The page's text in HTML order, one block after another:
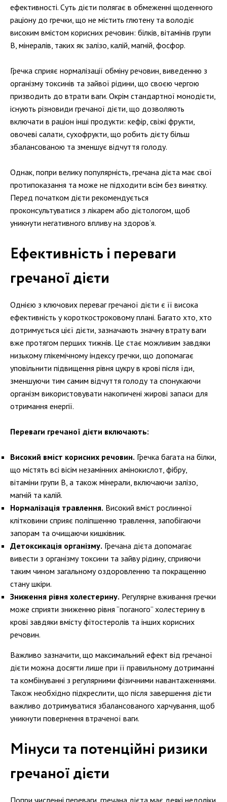
ефективності. Суть дієти полягає в обмеженні щоденного
раціону до гречки, що не містить глютену та володіє
високим вмістом корисних речовин: білків, вітамінів групи
B, мінералів, таких як залізо, калій, магній, фосфор.
Гречка сприяє нормалізації обміну речовин, виведенню з
організму токсинів та зайвої рідини, що своєю чергою
призводить до втрати ваги. Окрім стандартної монодієти,
існують різновиди гречаної дієти, що дозволяють
включати в раціон інші продукти: кефір, свіжі фрукти,
овочеві салати, сухофрукти, що робить дієту більш
збалансованою та зменшує відчуття голоду.
Однак, попри велику популярність, гречана дієта має свої
протипоказання та може не підходити всім без винятку.
Перед початком дієти рекомендується
проконсультуватися з лікарем або дієтологом, щоб
уникнути негативного впливу на здоров’я.
Ефективність і переваги
гречаної дієти
Однією з ключових переваг гречаної дієти є її висока
ефективність у короткостроковому плані. Багато хто, хто
дотримується цієї дієти, зазначають значну втрату ваги
вже протягом перших тижнів. Це стає можливим завдяки
низькому глікемічному індексу гречки, що допомагає
уповільнити підвищення рівня цукру в крові після їди,
зменшуючи тим самим відчуття голоду та спонукаючи
організм використовувати накопичені жирові запаси для
отримання енергії.
Переваги гречаної дієти включають:
Високий вміст корисних речовин. Гречка багата на білки,
що містять всі вісім незамінних амінокислот, фібру,
вітаміни групи B, а також мінерали, включаючи залізо,
магній та калій.
Нормалізація травлення. Високий вміст рослинної
клітковини сприяє поліпшенню травлення, запобігаючи
запорам та очищаючи кишківник.
Детоксикація організму. Гречана дієта допомагає
вивести з організму токсини та зайву рідину, сприяючи
таким чином загальному оздоровленню та покращенню
стану шкіри.
Зниження рівня холестерину. Регулярне вживання гречки
може сприяти зниженню рівня “поганого” холестерину в
крові завдяки вмісту фітостеролів та інших корисних
речовин.
Важливо зазначити, що максимальний ефект від гречаної
дієти можна досягти лише при її правильному дотриманні
та комбінуванні з регулярними фізичними навантаженнями.
Також необхідно підкреслити, що після завершення дієти
важливо дотримуватися збалансованого харчування, щоб
уникнути повернення втраченої ваги.
Мінуси та потенційні ризики
гречаної дієти
Попри численні переваги, гречана дієта має деякі недоліки